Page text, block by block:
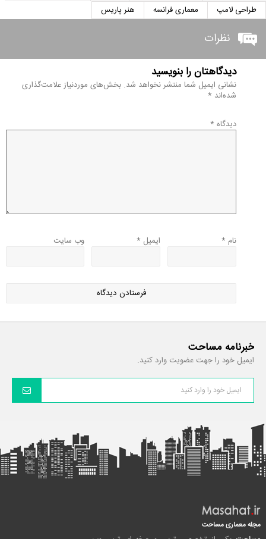
طراحی لامپ
معماری فرانسه هنر پاریس
نظرات
دیدگاهتان را بنویسید
نشانی ایمیل شما منتشر نخواهد شد. بخش‌های موردنیاز علامت‌گذاری
شده‌اند *
دیدگاه *
نام * ایمیل * وب‌ سایت
خبرنامه مساحت
ایمیل خود را جهت عضویت وارد کنید.
مجله معماری مساحت